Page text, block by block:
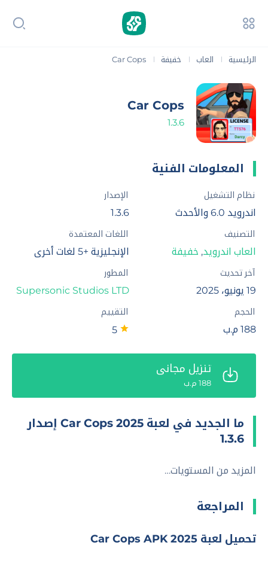
الرئيسية | العاب | خفيفة |
Car Cops
Car Cops
1.3.6
المعلومات الفنية
نظام التشغيل
اندرويد 6.0 والأحدث
الإصدار
1.3.6
التصنيف
العاب اندرويد, خفيفة
اللغات المعتمدة
الإنجليزية +5 لغات أخرى
آخر تحديث
19 يونيو، 2025
المطور
Supersonic Studios LTD‏
الحجم
188 م.ب
التقييم
تنزيل مجاني
188 م.ب
ما الجديد في لعبة Car Cops 2025 إصدار
1.3.6
المزيد من المستويات…
المراجعة
تحميل لعبة Car Cops APK 2025